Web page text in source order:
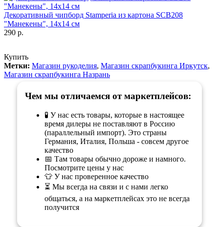
Декоративный чипборд Stamperia из картона SCB208
"Манекены", 14х14 см
290 р.
Купить
Метки: Магазин рукоделия, Магазин скрапбукинга Иркутск,
Магазин скрапбукинга Назрань
Чем мы отличаемся от маркетплейсов:
🧪 У нас есть товары, которые в настоящее
время дилеры не поставляют в Россию
(параллельный импорт). Это страны
Германия, Италия, Польша - совсем другое
качество
📅 Там товары обычно дороже и намного.
Посмотрите цены у нас
👕 У нас проверенное качество
⏳ Мы всегда на связи и с нами легко
общаться, а на маркетплейсах это не всегда
получится